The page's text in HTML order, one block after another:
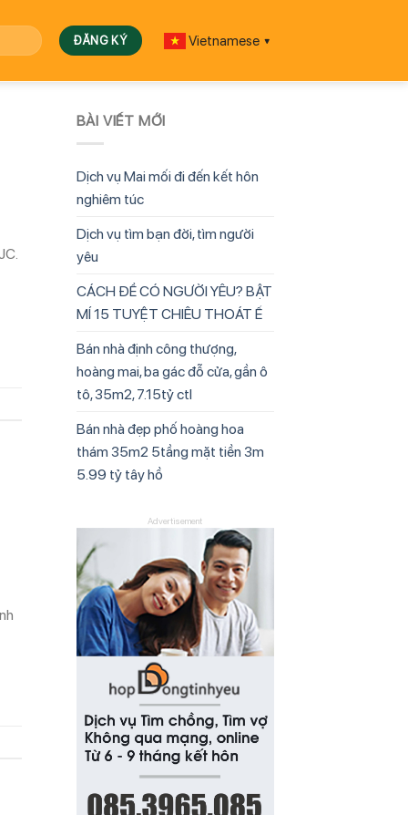
Vietnamese ▼
BÀI VIẾT MỚI
Dịch vụ Mai mối đi đến kết hôn
nghiêm túc
Dịch vụ tìm bạn đời, tìm người
yêu
CÁCH ĐỂ CÓ NGƯỜI YÊU? BẬT
MÍ 15 TUYỆT CHIÊU THOÁT Ế
Bán nhà định công thượng,
hoàng mai, ba gác đỗ cửa, gần ô
tô, 35m2, 7.15tỷ ctl
Bán nhà đẹp phố hoàng hoa
thám 35m2 5tầng mặt tiền 3m
5.99 tỷ tây hồ
Advertisement